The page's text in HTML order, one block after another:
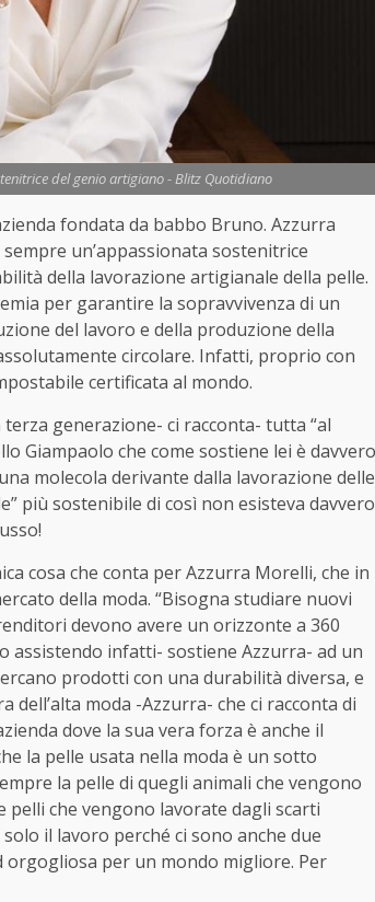
del genio artigiano - Blitz Quotidiano
fondata da babbo Bruno. Azzurra
un’appassionata sostenitrice
della lavorazione artigianale della pelle.
per garantire la sopravvivenza di un
del lavoro e della produzione della
circolare. Infatti, proprio con
certificata al mondo.
generazione- ci racconta- tutta “al
Giampaolo che come sostiene lei è davvero
molecola derivante dalla lavorazione delle
più sostenibile di così non esisteva davvero
cosa che conta per Azzurra Morelli, che in
della moda. “Bisogna studiare nuovi
devono avere un orizzonte a 360
assistendo infatti- sostiene Azzurra- ad un
prodotti con una durabilità diversa, e
moda -Azzurra- che ci racconta di
dove la sua vera forza è anche il
la pelle usata nella moda è un sotto
la pelle di quegli animali che vengono
pelli che vengono lavorate dagli scarti
il lavoro perché ci sono anche due
orgogliosa per un mondo migliore. Per